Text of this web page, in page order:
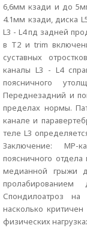
6,6мм кзади и до
4.1мм кзади, диска
L3 - L4 пд задней
в Т2 и trim
суставных
каналы L3 - L4
поясничного
Переднезадний и
пределах нормы.
канале и
теле L3
Заключение: МР-
поясничного
медианной грыжи
пролабированием
Спондилоатроз на
насколько
физических